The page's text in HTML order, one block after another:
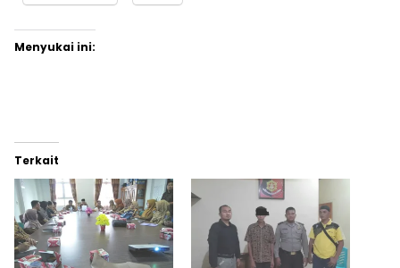
Menyukai ini:
Terkait